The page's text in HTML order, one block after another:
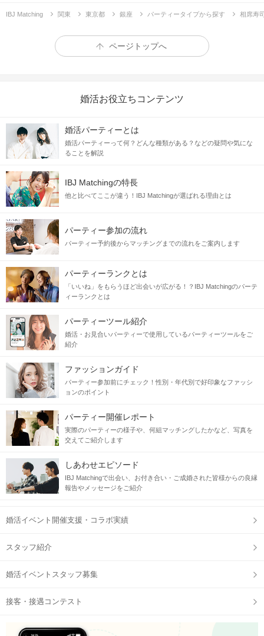
IBJ Matching 関東 東京都 銀座 パーティータイプから探す 相席寿
ページトップへ
婚活お役立ちコンテンツ
婚活パーティーとは
婚活パーティーって何？どんな種類がある？などの疑問や気にな
ることを解説
IBJ Matchingの特長
他と比べてここが違う！IBJ Matchingが選ばれる理由とは
パーティー参加の流れ
パーティー予約後からマッチングまでの流れをご案内します
パーティーランクとは
「いいね」をもらうほど出会いが広がる！？IBJ Matchingのパーテ
ィーランクとは
パーティーツール紹介
婚活・お見合いパーティーで使用しているパーティーツールをご
紹介
ファッションガイド
パーティー参加前にチェック！性別・年代別で好印象なファッシ
ョンのポイント
パーティー開催レポート
実際のパーティーの様子や、何組マッチングしたかなど、写真を
交えてご紹介します
しあわせエピソード
IBJ Matchingで出会い、お付き合い・ご成婚された皆様からの良縁
報告やメッセージをご紹介
婚活イベント開催支援・コラボ実績
スタッフ紹介
婚活イベントスタッフ募集
接客・接遇コンテスト